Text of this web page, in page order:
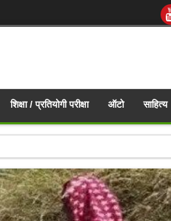
शिक्षा / प्रतियोगी परीक्षा ऑटो साहित्य